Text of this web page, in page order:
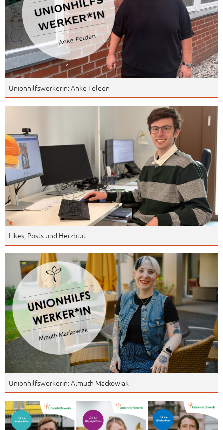
Unionhilfswerkerin: Anke Felden
Likes, Posts und Herzblut
Unionhilfswerkerin: Almuth Mackowiak